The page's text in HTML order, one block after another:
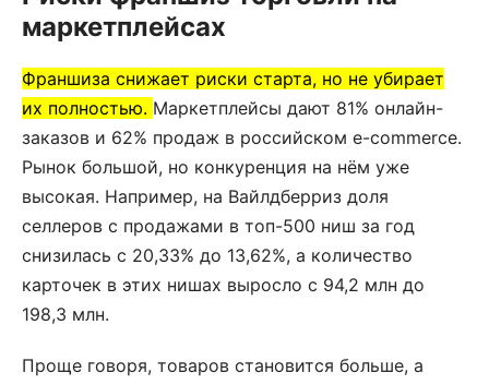
маркетплейсах
Франшиза снижает риски старта, но не убирает
их полностью. Маркетплейсы дают 81% онлайн-
заказов и 62% продаж в российском e-commerce.
Рынок большой, но конкуренция на нём уже
высокая. Например, на Вайлдберриз доля
селлеров с продажами в топ-500 ниш за год
снизилась с 20,33% до 13,62%, а количество
карточек в этих нишах выросло с 94,2 млн до
198,3 млн.
Проще говоря, товаров становится больше, а